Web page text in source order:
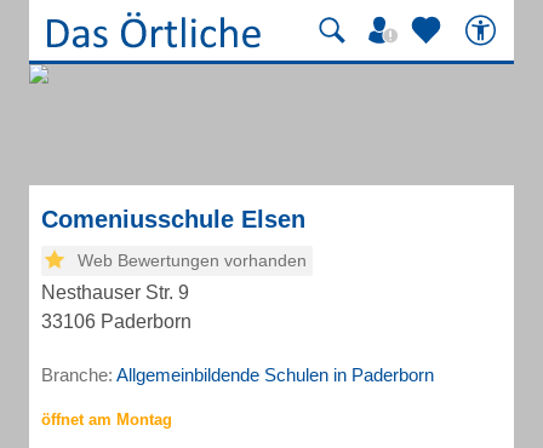
Comeniusschule Elsen
Web Bewertungen vorhanden
Nesthauser Str. 9
33106 Paderborn
Branche: Allgemeinbildende Schulen in Paderborn